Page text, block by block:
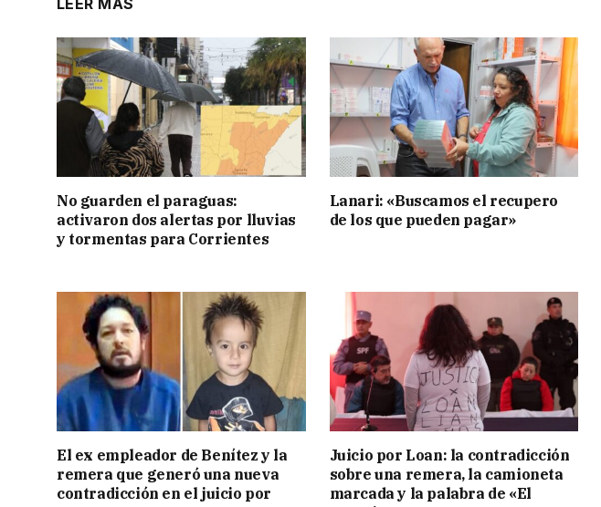
No guarden el paraguas:
activaron dos alertas por lluvias
y tormentas para Corrientes
Lanari: «Buscamos el recupero
de los que pueden pagar»
El ex empleador de Benítez y la
remera que generó una nueva
contradicción en el juicio por
Juicio por Loan: la contradicción
sobre una remera, la camioneta
marcada y la palabra de «El